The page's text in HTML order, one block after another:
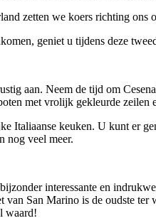
zetten we koers richting
geniet u tijdens deze
aan. Neem de tijd om
met vrolijk gekleurde
Italiaanse keuken. U kunt er
nog veel meer.
interessante en
van San Marino is de oudste
waard!